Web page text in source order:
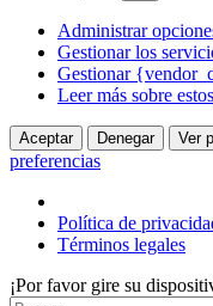
Administrar
Gestionar los
Gestionar
Leer más sobre
Aceptar Denegar Ver
preferencias
Política de
Términos legales
¡Por favor gire su